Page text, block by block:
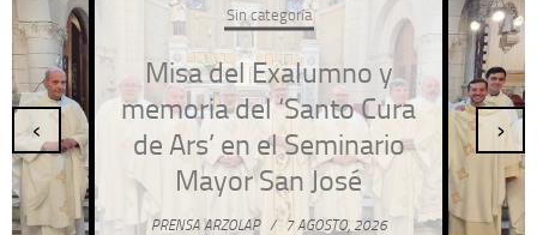
Sin categoría
Misa del Exalumno y
memoria del ‘Santo Cura
de Ars’ en el Seminario
Mayor San José
PRENSA ARZOLAP / 7 AGOSTO, 2026
‹ ›